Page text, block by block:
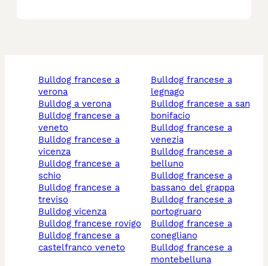
bulldog francese a
verona
bulldog a verona
bulldog francese a
veneto
bulldog francese a
vicenza
bulldog francese a
schio
bulldog francese a
treviso
bulldog vicenza
bulldog francese rovigo
bulldog francese a
castelfranco veneto
bulldog francese a
legnago
bulldog francese a san
bonifacio
bulldog francese a
venezia
bulldog francese a
belluno
bulldog francese a
bassano del grappa
bulldog francese a
portogruaro
bulldog francese a
conegliano
bulldog francese a
montebelluna